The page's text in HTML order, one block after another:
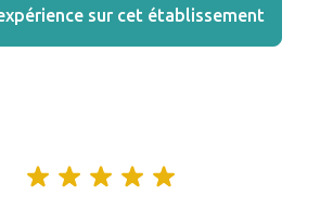
sur cet établissement